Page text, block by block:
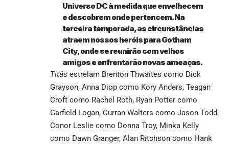
Universo DC à medida que envelhecem
e descobrem onde pertencem. Na
terceira temporada, as circunstâncias
atraem nossos heróis para Gotham
City, onde se reunirão com velhos
amigos e enfrentarão novas ameaças.
Titãs estrelam Brenton Thwaites como Dick
Grayson, Anna Diop como Kory Anders, Teagan
Croft como Rachel Roth, Ryan Potter como
Garfield Logan, Curran Walters como Jason Todd,
Conor Leslie como Donna Troy, Minka Kelly
como Dawn Granger, Alan Ritchson como Hank